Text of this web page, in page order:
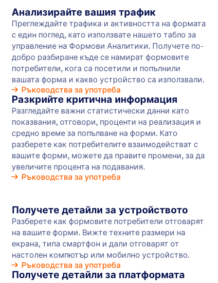
Събирайте, управлявайте и споделяйте
формови данни с помощта на Jotform. С нашия
пакет от безплатни инструменти за управление
на данни, вие можете да генерирате отчети,
PDF-и и да споделяте по сигурен начин
подадени формуляри онлайн.
По-добре анализирайте вашите данни, като
свържете вашите Jotform форми с Мениджъра
на тагове на Google и Google Аналитики.
Преглеждайте аналитики за подадени
формуляри, формови полета, "Благодаря"
страници и други. Увеличете процентите на
конверсия и направете по-добри решения за
вашия бизнес.